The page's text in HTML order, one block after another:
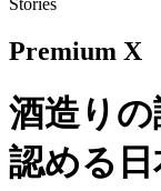
Stories
Premium X
酒造り
認める